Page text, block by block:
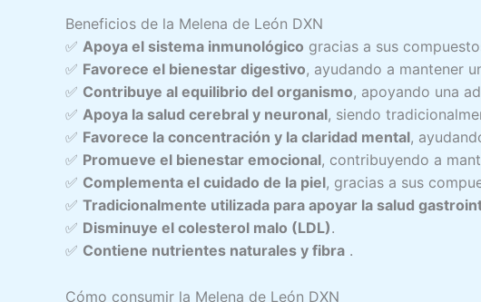
Beneficios de la Melena de León DXN
✅ Apoya el sistema inmunológico gracias a sus
✅ Favorece el bienestar digestivo, ayudando a mantener
✅ Contribuye al equilibrio del organismo, apoyando una
✅ Apoya la salud cerebral y neuronal, siendo
✅ Favorece la concentración y la claridad mental,
✅ Promueve el bienestar emocional, contribuyendo a
✅ Complementa el cuidado de la piel, gracias a sus
✅ Tradicionalmente utilizada para apoyar la salud
✅ Disminuye el colesterol malo (LDL).
✅ Contiene nutrientes naturales y fibra .
Cómo consumir la Melena de León DXN